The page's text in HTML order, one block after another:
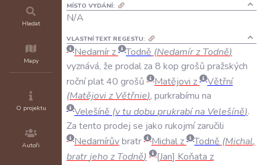
Hledat
Mapy
O projektu
Autoři
MÍSTO VYDÁNÍ:
N/A
VLASTNÍ TEXT REGESTU:
Nedamír z Todně (Nedamírz Todně)
vyznává, že prodal za 8 kop grošů pražských
ročníplat40 grošů Matějovi z
Větřní
(Matějoviz Větřnie), purkrabímu na
Velešíně (vtudobuprukrabína Velešíně).
Za tento prodej se jako rukojmí zaručili
Nedamírůvbratr Michal z Todně (Michal,
bratrjeho z Todně) Jan Koňata z